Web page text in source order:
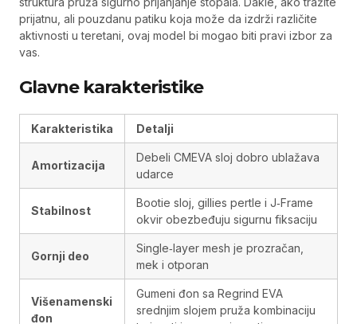
prijatnu, ali pouzdanu patiku koja može da izdrži različite
aktivnosti u teretani, ovaj model bi mogao biti pravi izbor za
vas.
Glavne karakteristike
Karakteristika Detalji
Amortizacija
Debeli CMEVA sloj dobro ublažava
udarce
Stabilnost
Bootie sloj, gillies pertle i J‑Frame
okvir obezbeđuju sigurnu fiksaciju
Gornji deo
Single‑layer mesh je prozračan,
mek i otporan
Višenamenski
đon
Gumeni đon sa Regrind EVA
srednjim slojem pruža kombinaciju